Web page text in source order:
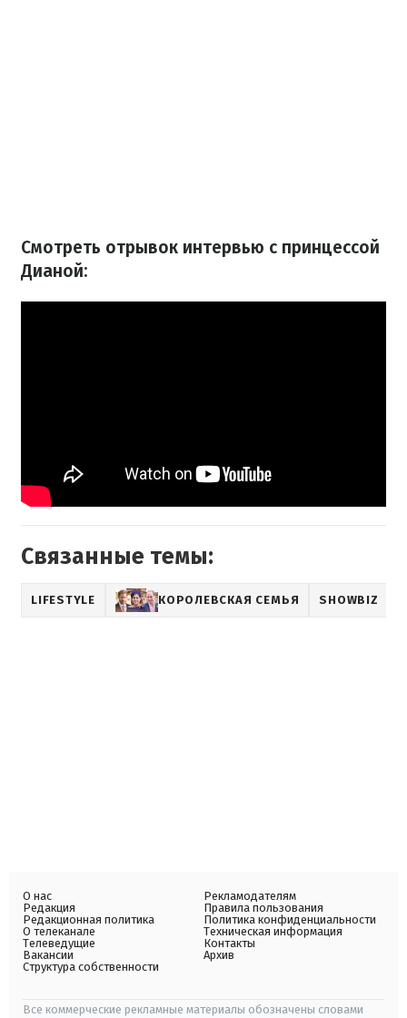
Смотреть отрывок интервью с принцессой
Дианой:
Связанные темы:
LIFESTYLE КОРОЛЕВСКАЯ СЕМЬЯ SHOWBIZ
О нас
Редакция
Редакционная политика
О телеканале
Телеведущие
Вакансии
Структура собственности
Рекламодателям
Правила пользования
Политика конфиденциальности
Техническая информация
Контакты
Архив
Все коммерческие рекламные материалы обозначены словами